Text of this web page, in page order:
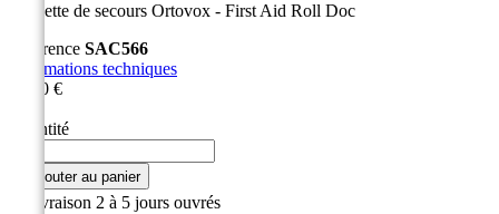
Pochette de secours Ortovox - First Aid Roll Doc
Référence SAC566
Informations techniques
37,60 €
Quantité
Ajouter au panier
Livraison 2 à 5 jours ouvrés